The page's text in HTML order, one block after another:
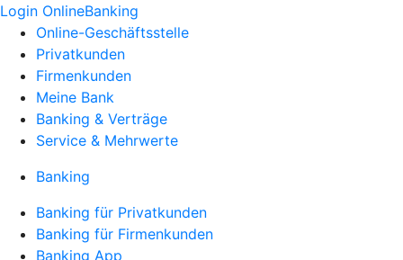
Login OnlineBanking
Online-Geschäftsstelle
Privatkunden
Firmenkunden
Meine Bank
Banking & Verträge
Service & Mehrwerte
Banking
Banking für Privatkunden
Banking für Firmenkunden
Banking App